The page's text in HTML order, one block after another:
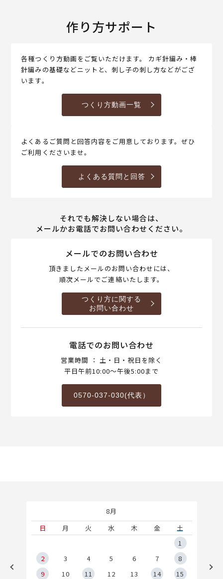
作り方サポート
各種つくり方動画をご覧いただけます。 カギ針編み・棒
針編みの基礎などニットと、刺し子の刺し方などがござ
います。
つくり方動画一覧
よくあるご質問と回答内容をご用意しております。ぜひ
ご利用くださいませ。
よくある質問と回答
それでも解決しない場合は、
メールかお電話でお問い合わせください。
メールでのお問い合わせ
頂きましたメールのお問い合わせには、
順次メールでご連絡いたします。
つくり方に関する
お問い合わせ
電話でのお問い合わせ
営業時間 ： 土・日・祝日を除く
平日午前10:00～午後5:00まで
0570-037-030(代表）
8月
日
月 火 水 木 金
土
1
2
3 4 5 6 7
8
9
10 11 12 13 14
15